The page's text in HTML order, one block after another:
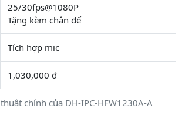
chính của DH-IPC-HFW1230A-A
25/30fps@1080P
Tặng kèm chân đế
Tích hợp mic
1,030,000 đ